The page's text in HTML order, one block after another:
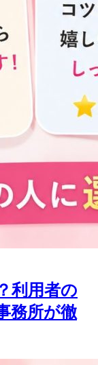
利用者の
務所が徹